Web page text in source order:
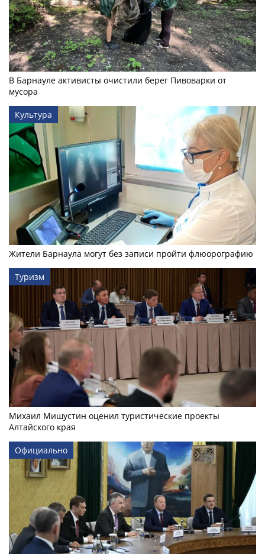
В Барнауле активисты очистили берег Пивоварки от
мусора
Культура
Жители Барнаула могут без записи пройти флюорографию
Туризм
Михаил Мишустин оценил туристические проекты
Алтайского края
Официально